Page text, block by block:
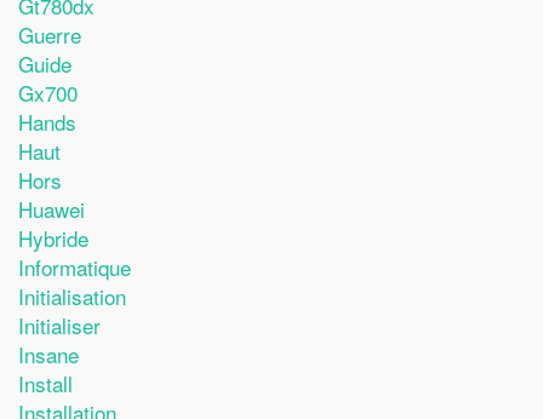
Guerre
Guide
Gx700
Hands
Haut
Hors
Huawei
Hybride
Informatique
Initialisation
Initialiser
Insane
Install
Installation